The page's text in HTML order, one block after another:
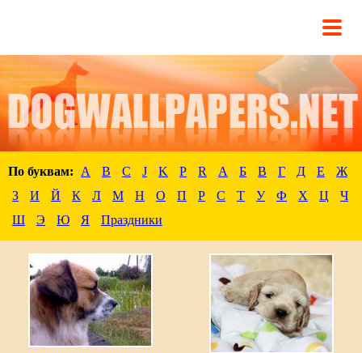
По буквам: A B C J K P R А Б В Г Д Е
Ж
З
И Й К Л М Н О П Р С Т У Ф Х Ц
Ч
Ш
Э Ю Я Праздники